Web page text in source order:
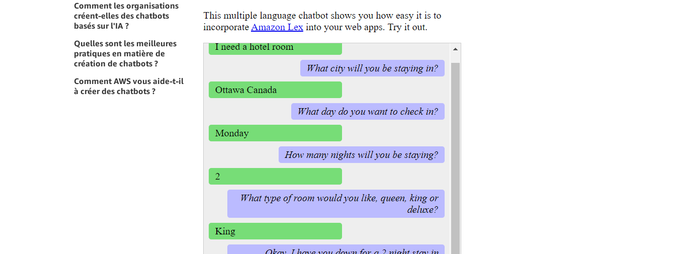
Comment les organisations
créent-elles des chatbots
basés sur l'IA ?
Quelles sont les meilleures
pratiques en matière de
création de chatbots ?
Comment AWS vous aide-t-il
à créer des chatbots ?